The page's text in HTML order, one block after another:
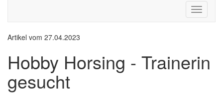
Menü
Artikel vom 27.04.2023
Hobby Horsing - Trainerin
gesucht